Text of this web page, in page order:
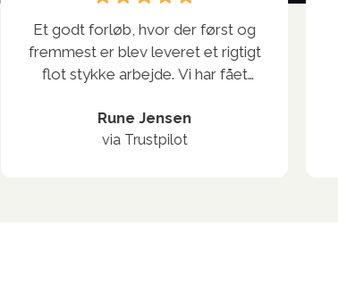
Et godt forløb, hvor der først og
fremmest er blev leveret et rigtigt
flot stykke arbejde. Vi har fået
køkken-alrum. Den løbende
dialog har været meget fin, og
Rune Jensen
via Trustpilot